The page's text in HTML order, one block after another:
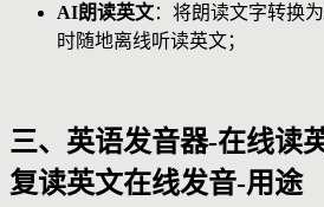
AI朗读英文：将朗读文字转换
时随地离线听读英文；
三、英语发音器-在线读
复读英文在线发音-用途